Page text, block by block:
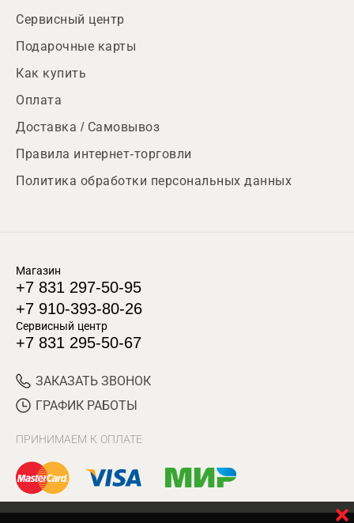
Сервисный центр
Подарочные карты
Как купить
Оплата
Доставка / Самовывоз
Правила интернет-торговли
Политика обработки персональных данных
Магазин
+7 831 297-50-95
+7 910-393-80-26
Сервисный центр
+7 831 295-50-67
ЗАКАЗАТЬ ЗВОНОК
ГРАФИК РАБОТЫ
ПРИНИМАЕМ К ОПЛАТЕ